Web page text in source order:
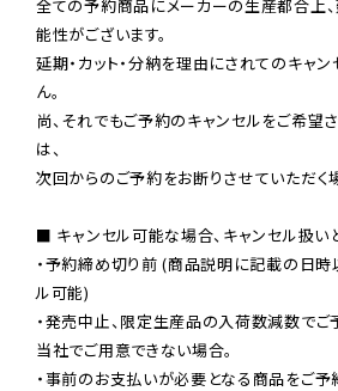
全ての予約商品にメーカーの生産都合上、
能性がございます。
延期・カット・分納を理由にされてのキャ
ん。
尚、それでもご予約のキャンセルをご希望
は、
次回からのご予約をお断りさせていただく
■ キャンセル可能な場合、キャンセル扱い
・予約締め切り前 (商品説明に記載の日
ル可能)
・発売中止、限定生産品の入荷数減数で
当社でご用意できない場合。
・事前のお支払いが必要となる商品をご予